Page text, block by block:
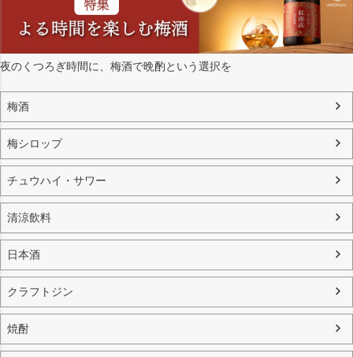
夜のくつろぎ時間に、梅酒で晩酌という選択を
梅酒
梅シロップ
チュウハイ・サワー
清涼飲料
日本酒
クラフトジン
焼酎